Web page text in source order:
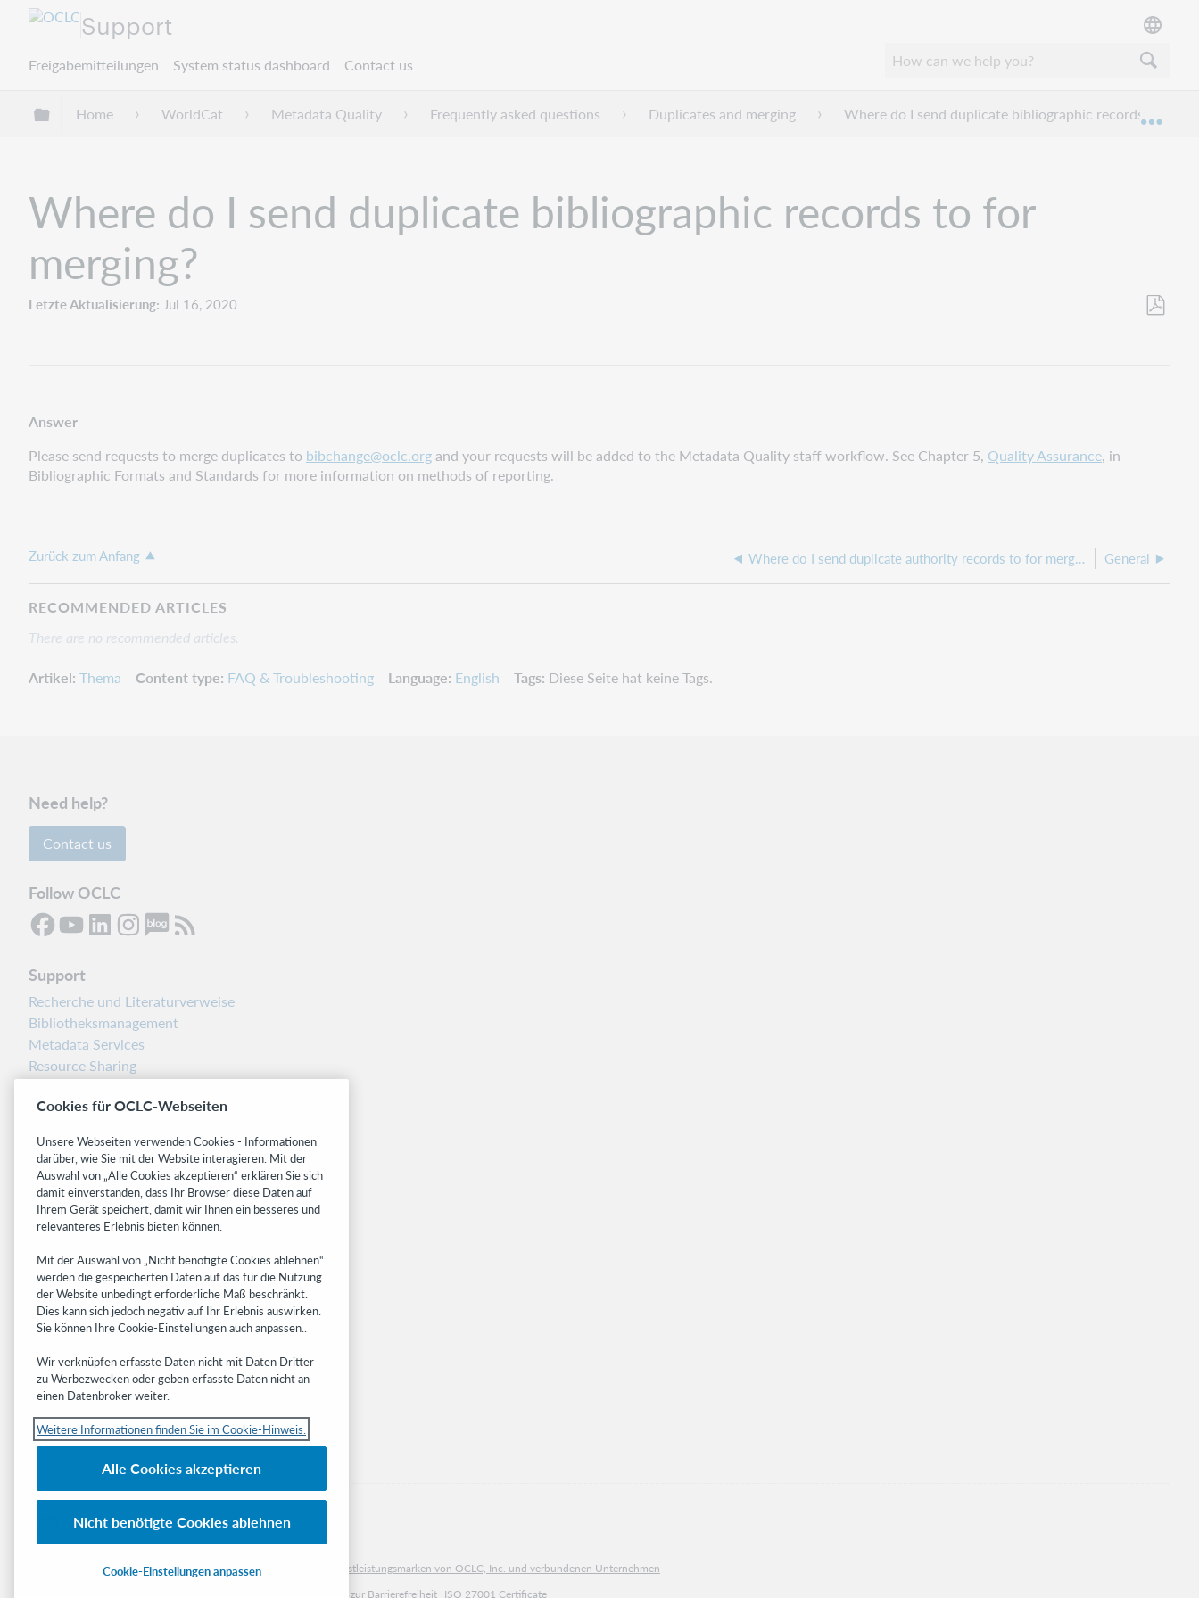
Support
Freigabemitteilungen System status dashboard Contact us
Globale Hierarchie expandieren/verbergen
Home WorldCat Metadata Quality Frequently asked questions Duplicates and merging Where do I send duplicate bibliographic records to for
Where do I send duplicate bibliographic records to for
merging?
Letzte Aktualisierung Jul 16, 2020
Answer
Please send requests to merge duplicates to bibchange@oclc.organd your requests will be added to the Metadata Quality staff workflow. See Chapter 5, Quality Assurance, in
Bibliographic Formats and Standards for more information on methods of reporting.
Zurück zum Anfang Where do I send duplicate authority records to for merging? General
RECOMMENDED ARTICLES
There are no recommended articles.
Artikel Thema Content type FAQ & Troubleshooting Language English Tags Diese Seite hat keine Tags.
Need help?
Contact us
Follow OCLC
Support
Recherche und Literaturverweise
Bibliotheksmanagement
Metadata Services
Resource Sharing
Freigabemitteilungen
Related sites
OCLC.org
BibFormats
Research
WebJunction
Developer Network
Get the latest product updates, research,
events, and much more—right to your inbox.
Subscribe now
Nationale und internationale Marken und/oder Dienstleistungsmarken von OCLC, Inc. und verbundenen Unternehmen
Richtlinien zur Barrierefreiheit ISO 27001 Certificate
Cookies für OCLC-Webseiten
Unsere Webseiten verwenden Cookies - Informationen
darüber, wie Sie mit der Website interagieren. Mit der
Auswahl von „Alle Cookies akzeptieren“ erklären Sie sich
damit einverstanden, dass Ihr Browser diese Daten auf
Ihrem Gerät speichert, damit wir Ihnen ein besseres und
relevanteres Erlebnis bieten können.
Mit der Auswahl von „Nicht benötigte Cookies ablehnen“
werden die gespeicherten Daten auf das für die Nutzung
der Website unbedingt erforderliche Maß beschränkt.
Dies kann sich jedoch negativ auf Ihr Erlebnis auswirken.
Sie können Ihre Cookie-Einstellungen auch anpassen..
Wir verknüpfen erfasste Daten nicht mit Daten Dritter
zu Werbezwecken oder geben erfasste Daten nicht an
einen Datenbroker weiter.
Weitere Informationen finden Sie im Cookie-Hinweis.
Alle Cookies akzeptieren
Nicht benötigte Cookies ablehnen
Cookie-Einstellungen anpassen